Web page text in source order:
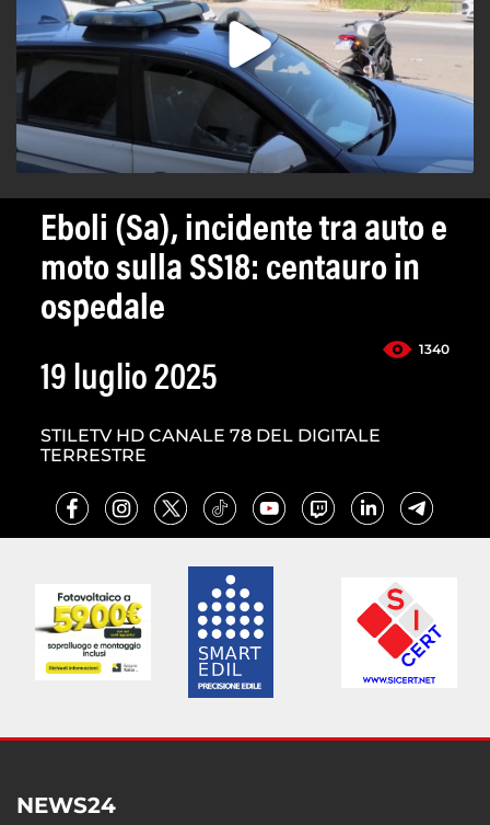
Eboli (Sa), incidente tra auto e
moto sulla SS18: centauro in
ospedale
1340
19 luglio 2025
STILETV HD CANALE 78 DEL DIGITALE
TERRESTRE
NEWS24